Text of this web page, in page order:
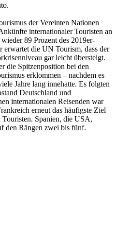
der Vereinten Nationen
internationaler Touristen an
89 Prozent des 2019er-
erwartet die UN Tourism, dass der
gar leicht übersteigt.
die Spitzenposition bei den
erklommen – nachdem es
Jahre lang innehatte. Es folgten
Deutschland und
internationalen Reisenden war
erneut das häufigste Ziel
Spanien, die USA,
den Rängen zwei bis fünf.